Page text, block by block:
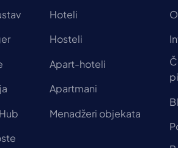
Hoteli
Hosteli
Apart-hoteli
Apartmani
Menadžeri objekata